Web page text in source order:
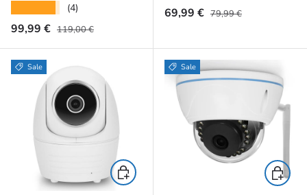
(4)
Verkaufspreis
99,99 € Normaler Preis
119,00 €
Verkaufspreis
69,99 € Normaler Preis
79,99 €
Sale
In den Warenkorb
Sale
In den